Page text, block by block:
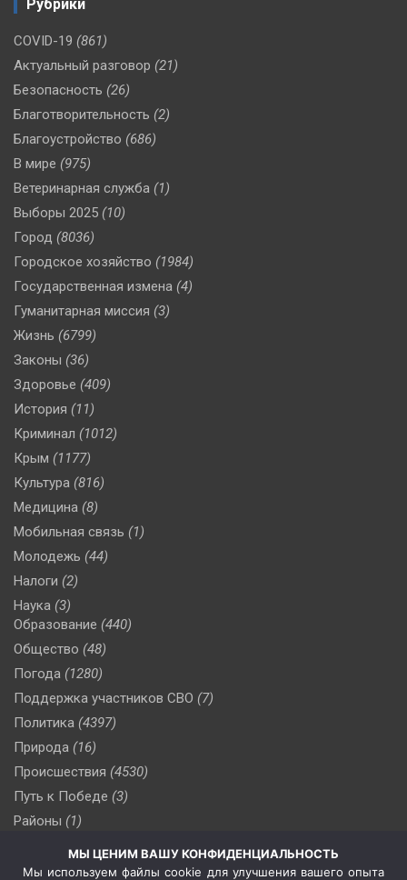
Рубрики
COVID-19 (861)
Актуальный разговор (21)
Безопасность (26)
Благотворительность (2)
Благоустройство (686)
В мире (975)
Ветеринарная служба (1)
Выборы 2025 (10)
Город (8036)
Городское хозяйство (1984)
Государственная измена (4)
Гуманитарная миссия (3)
Жизнь (6799)
Законы (36)
Здоровье (409)
История (11)
Криминал (1012)
Крым (1177)
Культура (816)
Медицина (8)
Мобильная связь (1)
Молодежь (44)
Налоги (2)
Наука (3)
Образование (440)
Общество (48)
Погода (1280)
Поддержка участников СВО (7)
Политика (4397)
Природа (16)
Происшествия (4530)
Путь к Победе (3)
Районы (1)
(510)
Сельское хозяйство (3)
МЫ ЦЕНИМ ВАШУ КОНФИДЕНЦИАЛЬНОСТЬ
Мы используем файлы cookie для улучшения вашего опыта